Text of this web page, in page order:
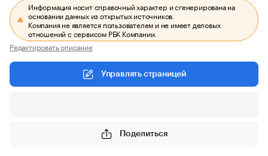
Информация носит справочный характер и сгенерирована на
основании данных из открытых источников.
Компания не является пользователем и не имеет деловых
отношений с сервисом РБК Компании.
Редактировать описание
Управлять страницей
Поделиться